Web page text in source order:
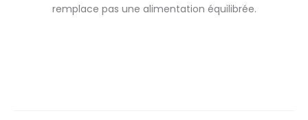
remplace pas une alimentation équilibrée.